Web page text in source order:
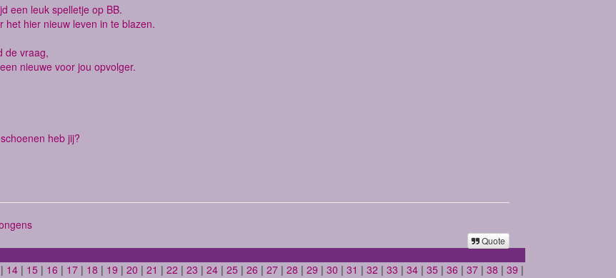
een leuk spelletje op BB.
het hier nieuw leven in te blazen.
de vraag,
nieuwe voor jou opvolger.
heb jij?
Quote
| 14 | 15 | 16 | 17 | 18 | 19 | 20 | 21 | 22 | 23 | 24 | 25 | 26 | 27 | 28 | 29 | 30 | 31 | 32 | 33 | 34 | 35 | 36 | 37 | 38 | 39 |